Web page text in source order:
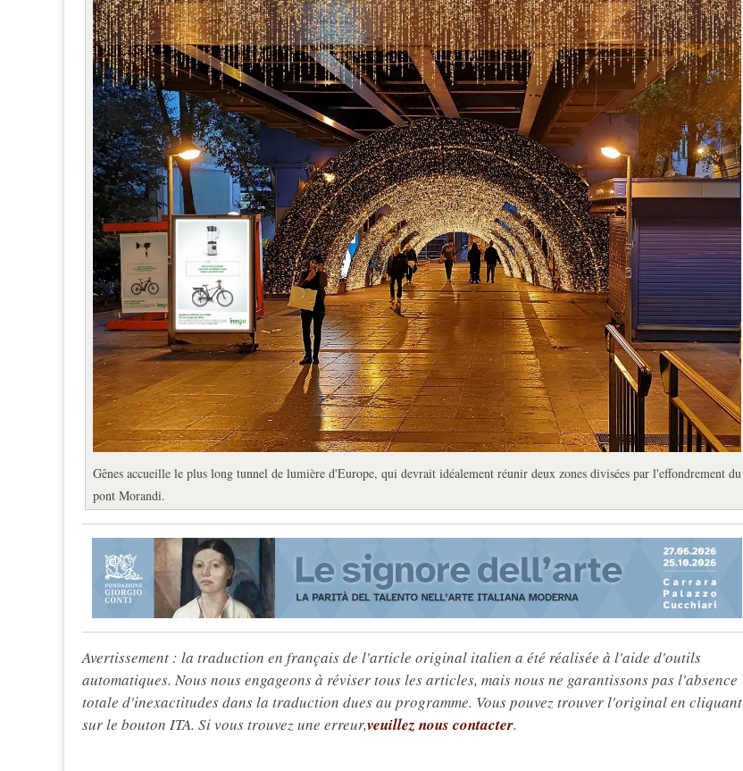
Gênes accueille le plus long tunnel de lumière d'Europe, qui devrait idéalement réunir deux zones divisées par l'effondrement du
pont Morandi.
Avertissement : la traduction en français de l'article original italien a été réalisée à l'aide d'outils
automatiques. Nous nous engageons à réviser tous les articles, mais nous ne garantissons pas l'absence
totale d'inexactitudes dans la traduction dues au programme. Vous pouvez trouver l'original en cliquant
sur le bouton ITA. Si vous trouvez une erreur,veuillez nous contacter.